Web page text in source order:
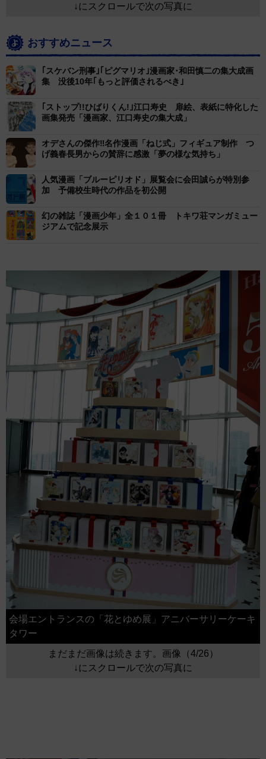
↓にスクロールで次の写真に
おすすめニュース
｢スケバン刑事｣｢ピグマリオ｣漫画家･和田慎二の集大成画
集 没後10年｢もっと評価されるべき｣
｢ストップ!!ひばりくん!｣江口寿史 扉絵、表紙に特化した
画集発売「漫画家、江口寿史の集大成」
オデさんの傑作‼名作漫画「ねじ式」フィギュア制作 つ
げ義春長男からの賛辞に感激「夢の様な気持ち」
人気漫画「ブルーピリオド」展覧会に会田誠らが特別参
加 予備校生時代の作品を初公開
幻の雑誌「漫画少年」全１０１冊 トキワ荘マンガミュー
ジアムで記念展示
会場エントランスの「花とゆめ展」アニバーサリーケーキ
タワー
まだまだ画像は続きます。画像（4/26）
↓にスクロールで次の写真に